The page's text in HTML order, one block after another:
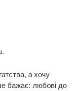
а хочу
бажає: любові до